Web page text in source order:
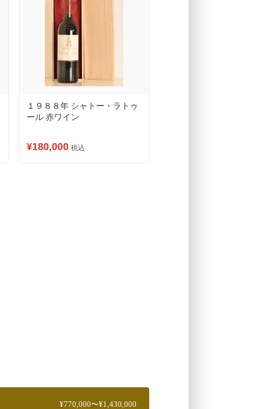
１９８８年 シャトー・ラトゥ
ール 赤ワイン
¥180,000 税込
¥770,000〜¥1,430,000